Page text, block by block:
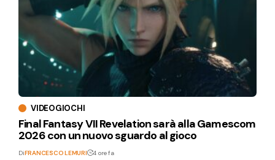
VIDEOGIOCHI
Final Fantasy VII Revelation sarà alla Gamescom
2026 con un nuovo sguardo al gioco
DiFRANCESCO LEMURI 4 ore fa